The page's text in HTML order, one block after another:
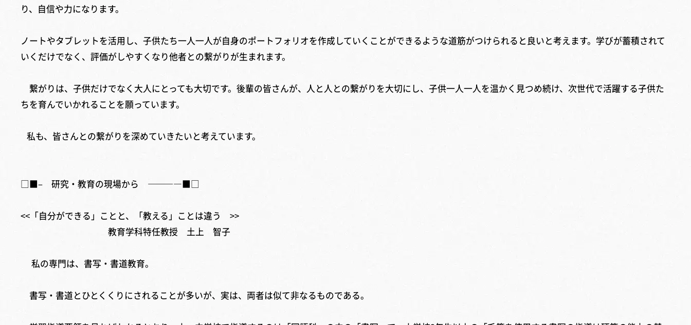
り、自信や力になります。
ノートやタブレットを活用し、子供たち一人一人が自身のポートフォリオを作成していくことができるような道筋がつけられると良いと考えます。学びが蓄積されて
いくだけでなく、評価がしやすくなり他者との繋がりが生まれます。
繋がりは、子供だけでなく大人にとっても大切です。後輩の皆さんが、人と人との繋がりを大切にし、子供一人一人を温かく見つめ続け、次世代で活躍する子供た
ちを育んでいかれることを願っています。
私も、皆さんとの繋がりを深めていきたいと考えています。
□■– 研究・教育の現場から ————■□
<<「自分ができる」ことと、「教える」ことは違う >>
教育学科特任教授 土上 智子
私の専門は、書写・書道教育。
書写・書道とひとくくりにされることが多いが、実は、両者は似て非なるものである。